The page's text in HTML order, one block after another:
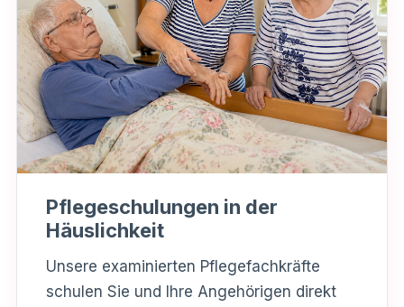
Pflegeschulungen in der
Häuslichkeit
Unsere examinierten Pflegefachkräfte
schulen Sie und Ihre Angehörigen direkt